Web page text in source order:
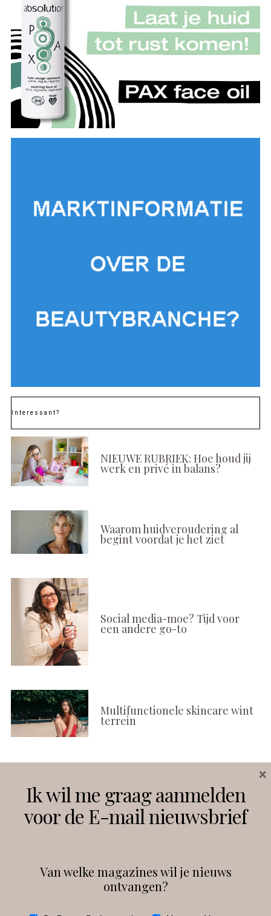
Interessant?
NIEUWE RUBRIEK: Hoe houd jij
werk en privé in balans?
Waarom huidveroudering al
begint voordat je het ziet
Social media-moe? Tijd voor
een andere go-to
Multifunctionele skincare wint
terrein
Instagram Facebook
debeautyprofessional
Ik wil me graag aanmelden
voor de E-mail nieuwsbrief
Van welke magazines wil je nieuws
ontvangen?
×